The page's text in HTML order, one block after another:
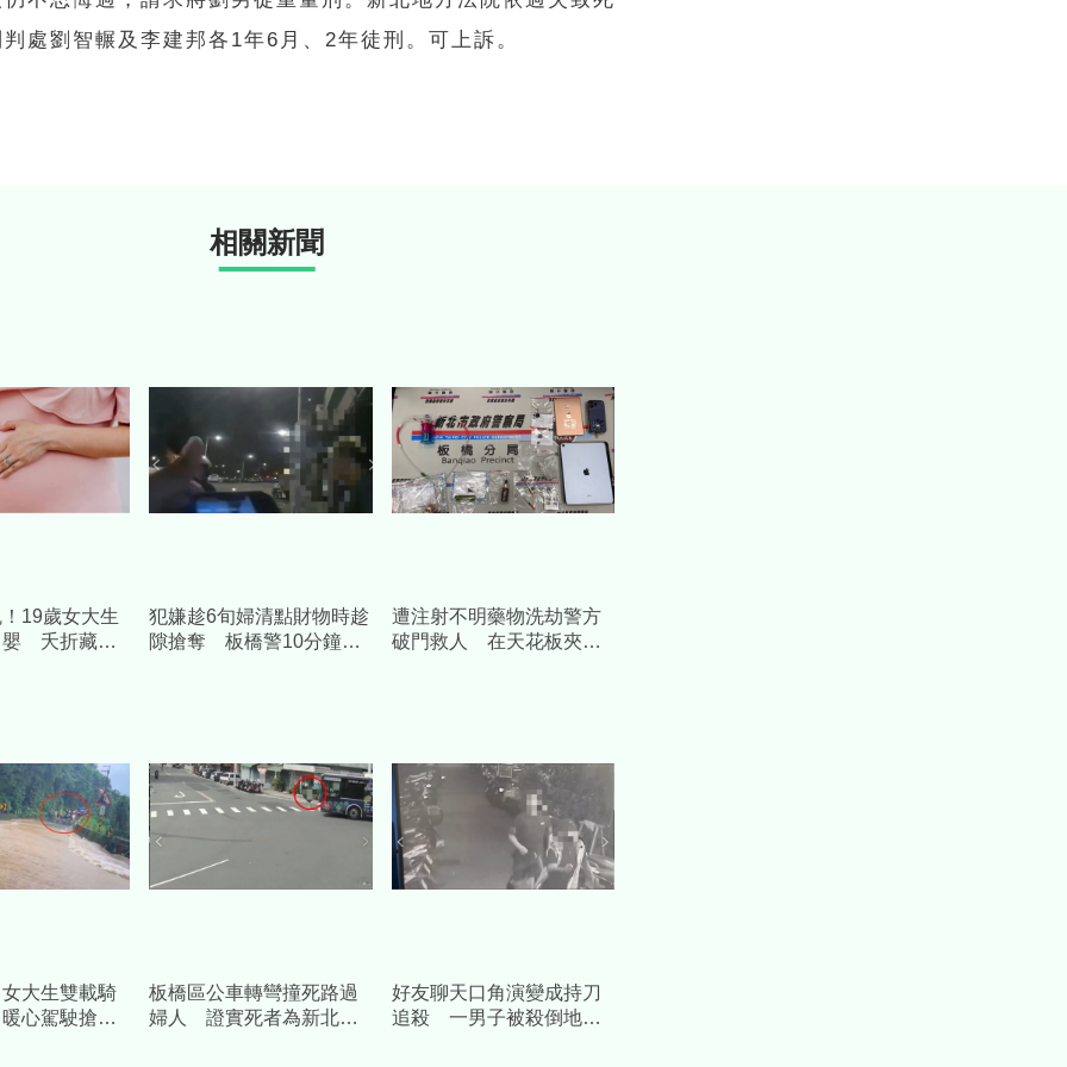
處劉智輾及李建邦各1年6月、2年徒刑。可上訴。
相關新聞
19歲女大生
嬰 夭折藏屍
犯嫌趁6旬婦清點財物時趁
隙搶奪 板橋警10分鐘內
遭注射不明藥物洗劫警方
破門救人 在天花板夾層
大生雙載騎
心駕駛搶救
板橋區公車轉彎撞死路過
婦人 證實死者為新北市
好友聊天口角演變成持刀
追殺 一男子被殺倒地送